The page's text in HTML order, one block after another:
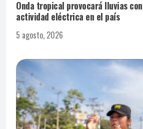
Onda tropical provocará lluvias
actividad eléctrica en el país
5 agosto, 2026